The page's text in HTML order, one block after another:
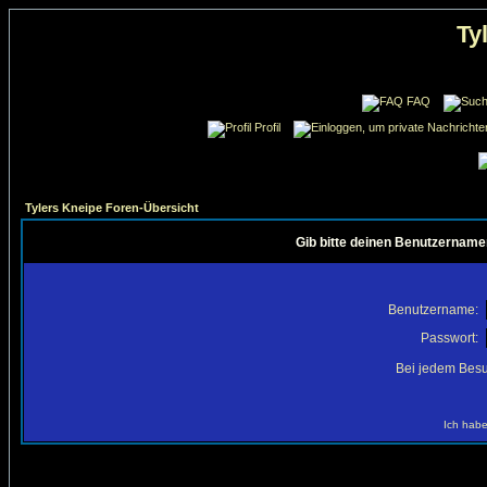
FAQ
Profil
Tylers Kneipe Foren-Übersicht
Gib bitte deinen
Benutzername:
Passwort:
Bei jedem
Ich